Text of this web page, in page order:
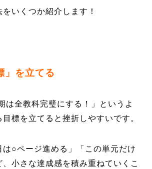
いくつか紹介します！
を立てる
は全教科完璧にする！」というよ
標を立てると挫折しやすいです。
○ページ進める」「この単元だけ
小さな達成感を積み重ねていくこ